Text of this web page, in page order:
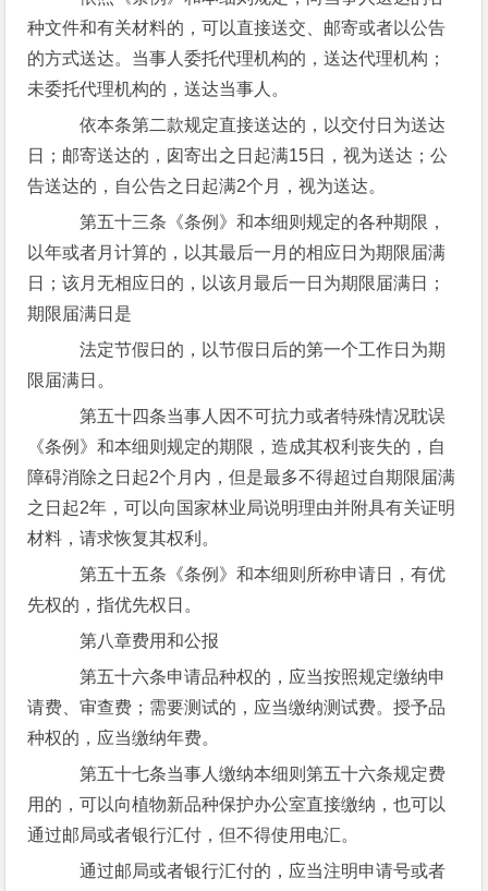
种文件和有关材料的，可以直接送交、邮寄或者以公告
的方式送达。当事人委托代理机构的，送达代理机构；
未委托代理机构的，送达当事人。
依本条第二款规定直接送达的，以交付日为送达
日；邮寄送达的，囱寄出之日起满15日，视为送达；公
告送达的，自公告之日起满2个月，视为送达。
第五十三条《条例》和本细则规定的各种期限，
以年或者月计算的，以其最后一月的相应日为期限届满
日；该月无相应日的，以该月最后一日为期限届满日；
期限届满日是
法定节假日的，以节假日后的第一个工作日为期
限届满日。
第五十四条当事人因不可抗力或者特殊情况耽误
《条例》和本细则规定的期限，造成其权利丧失的，自
障碍消除之日起2个月内，但是最多不得超过自期限届满
之日起2年，可以向国家林业局说明理由并附具有关证明
材料，请求恢复其权利。
第五十五条《条例》和本细则所称申请日，有优
先权的，指优先权日。
第八章费用和公报
第五十六条申请品种权的，应当按照规定缴纳申
请费、审查费；需要测试的，应当缴纳测试费。授予品
种权的，应当缴纳年费。
第五十七条当事人缴纳本细则第五十六条规定费
用的，可以向植物新品种保护办公室直接缴纳，也可以
通过邮局或者银行汇付，但不得使用电汇。
通过邮局或者银行汇付的，应当注明申请号或者